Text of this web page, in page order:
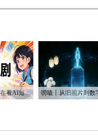
唠嗑｜到底是谁在看AI短剧？！